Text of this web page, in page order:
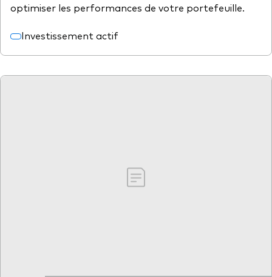
optimiser les performances de votre portefeuille.
Investissement actif